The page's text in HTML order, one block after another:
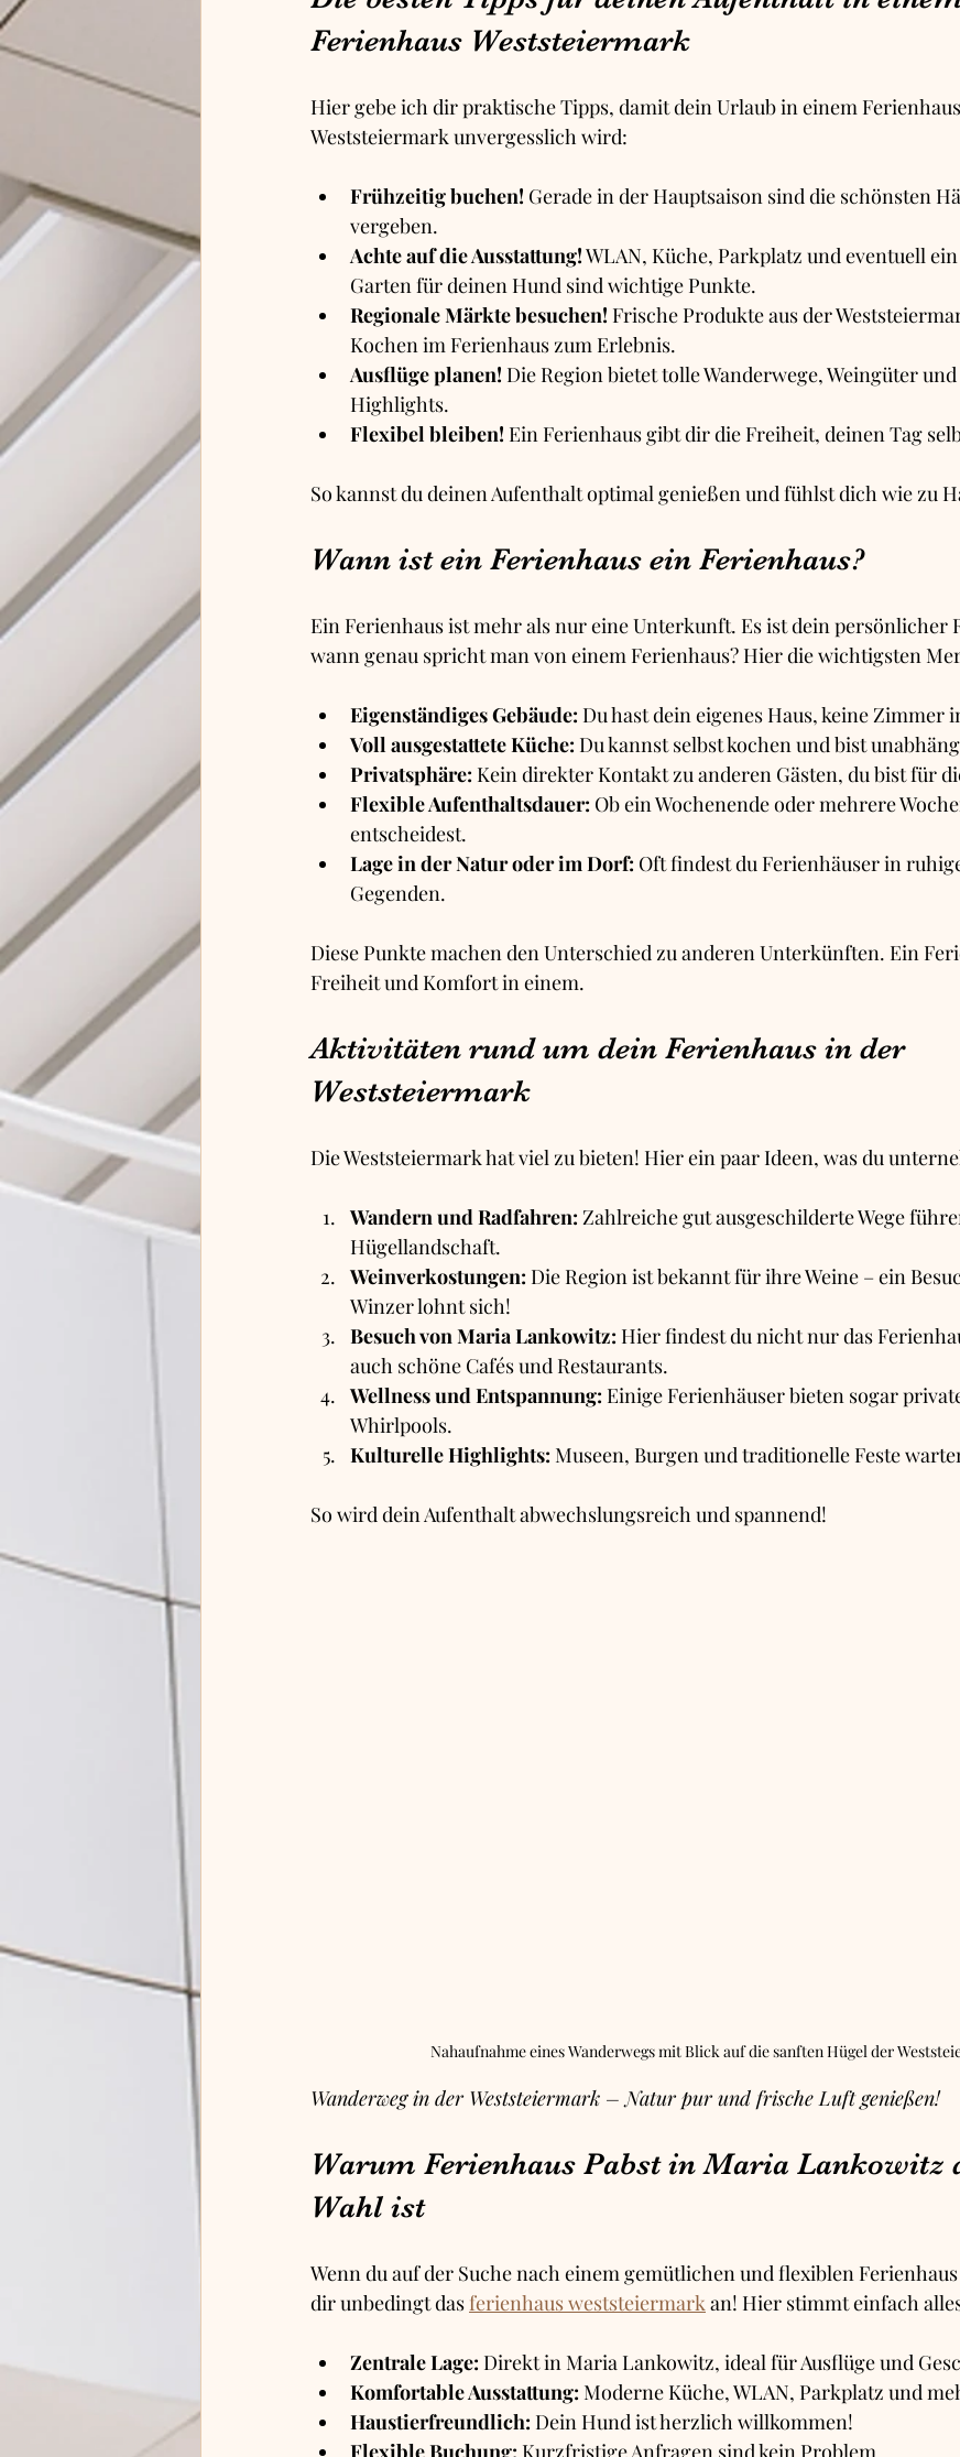
Ferienhaus Weststeiermark
Hier gebe ich dir praktische Tipps, damit dein Urlaub in einem
Weststeiermark unvergesslich wird:
Frühzeitig buchen! Gerade in der Hauptsaison sind die schönsten
vergeben.
Achte auf die Ausstattung! WLAN, Küche, Parkplatz und eventuell
Garten für deinen Hund sind wichtige Punkte.
Regionale Märkte besuchen! Frische Produkte aus der
Kochen im Ferienhaus zum Erlebnis.
Ausflüge planen! Die Region bietet tolle Wanderwege, Weingüter
Highlights.
Flexibel bleiben! Ein Ferienhaus gibt dir die Freiheit, deinen Tag
So kannst du deinen Aufenthalt optimal genießen und fühlst dich wie zu
Wann ist ein Ferienhaus ein Ferienhaus?
Ein Ferienhaus ist mehr als nur eine Unterkunft. Es ist dein persönlicher
wann genau spricht man von einem Ferienhaus? Hier die wichtigsten
Eigenständiges Gebäude: Du hast dein eigenes Haus, keine Zimmer
Voll ausgestattete Küche: Du kannst selbst kochen und bist
Privatsphäre: Kein direkter Kontakt zu anderen Gästen, du bist für
Flexible Aufenthaltsdauer: Ob ein Wochenende oder mehrere
entscheidest.
Lage in der Natur oder im Dorf: Oft findest du Ferienhäuser in
Gegenden.
Diese Punkte machen den Unterschied zu anderen Unterkünften. Ein
Freiheit und Komfort in einem.
Aktivitäten rund um dein Ferienhaus in der
Weststeiermark
Die Weststeiermark hat viel zu bieten! Hier ein paar Ideen, was du
Wandern und Radfahren: Zahlreiche gut ausgeschilderte Wege
Hügellandschaft.
Weinverkostungen: Die Region ist bekannt für ihre Weine – ein
Winzer lohnt sich!
Besuch von Maria Lankowitz: Hier findest du nicht nur das
auch schöne Cafés und Restaurants.
Wellness und Entspannung: Einige Ferienhäuser bieten sogar
Whirlpools.
Kulturelle Highlights: Museen, Burgen und traditionelle Feste
So wird dein Aufenthalt abwechslungsreich und spannend!
Nahaufnahme eines Wanderwegs mit Blick auf die sanften Hügel der
Wanderweg in der Weststeiermark – Natur pur und frische Luft genießen!
Warum Ferienhaus Pabst in Maria Lankowitz
Wahl ist
Wenn du auf der Suche nach einem gemütlichen und flexiblen
dir unbedingt das ferienhaus weststeiermark an! Hier stimmt einfach
Zentrale Lage: Direkt in Maria Lankowitz, ideal für Ausflüge und
Komfortable Ausstattung: Moderne Küche, WLAN, Parkplatz und
Haustierfreundlich: Dein Hund ist herzlich willkommen!
Flexible Buchung: Kurzfristige Anfragen sind kein Problem.